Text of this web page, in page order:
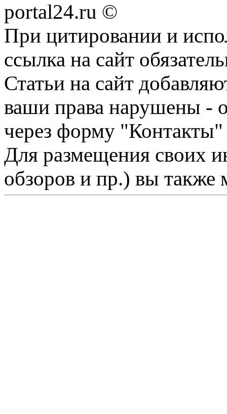
portal24.ru ©
При цитировании и
ссылка на сайт
Статьи на сайт
ваши права нарушены -
через форму "Контакты"
Для размещения своих
обзоров и пр.) вы также